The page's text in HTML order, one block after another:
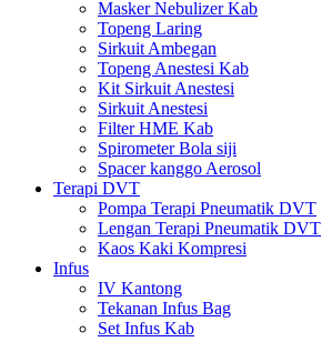
Masker Nebulizer Kab
Topeng Laring
Sirkuit Ambegan
Topeng Anestesi Kab
Kit Sirkuit Anestesi
Sirkuit Anestesi
Filter HME Kab
Spirometer Bola siji
Spacer kanggo Aerosol
Terapi DVT
Pompa Terapi Pneumatik DVT
Lengan Terapi Pneumatik DVT
Kaos Kaki Kompresi
Infus
IV Kantong
Tekanan Infus Bag
Set Infus Kab